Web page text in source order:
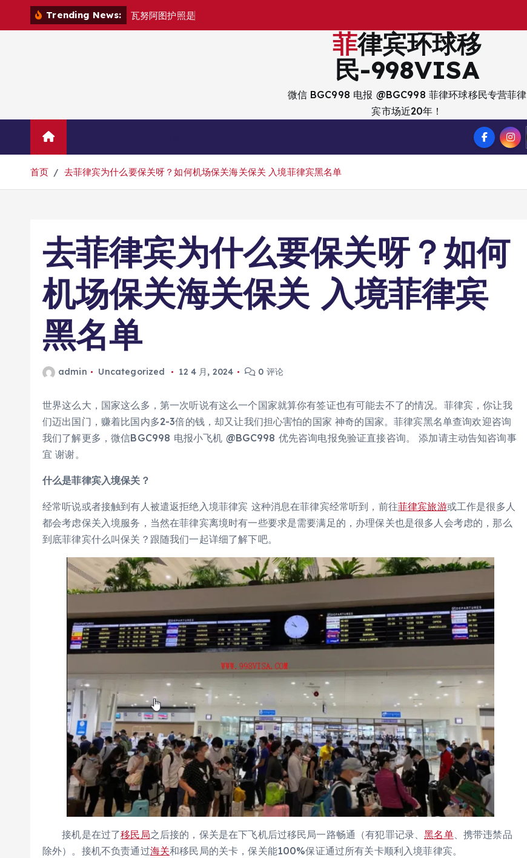
Trending News: 瓦努阿图护照是
菲律宾环球移
民-998VISA
微信 BGC998 电报 @BGC998 菲律环球移民专营菲律
宾市场近20年！
首页 去菲律宾为什么要保关呀？如何机场保关海关保关 入境菲律宾黑名单
去菲律宾为什么要保关呀？如何
机场保关海关保关 入境菲律宾
黑名单
admin Uncategorized 12 4 月, 2024 0 评论
世界这么大，国家这么多，第一次听说有这么一个国家就算你有签证也有可能去不了的情况。菲律宾，你让我
们迈出国门，赚着比国内多2-3倍的钱，却又让我们担心害怕的国家 神奇的国家。菲律宾黑名单查询欢迎咨询
我们了解更多，微信BGC998 电报小飞机 @BGC998 优先咨询电报免验证直接咨询。 添加请主动告知咨询事
宜 谢谢。
什么是菲律宾入境保关？
经常听说或者接触到有人被遣返拒绝入境菲律宾 这种消息在菲律宾经常听到，前往菲律宾旅游或工作是很多人
都会考虑保关入境服务，当然在菲律宾离境时有一些要求是需要满足的，办理保关也是很多人会考虑的，那么
到底菲律宾什么叫保关？跟随我们一起详细了解下吧。
接机是在过了移民局之后接的，保关是在下飞机后过移民局一路畅通（有犯罪记录、黑名单、携带违禁品
除外）。接机不负责通过海关和移民局的关卡，保关能100%保证通过所有关卡顺利入境菲律宾。